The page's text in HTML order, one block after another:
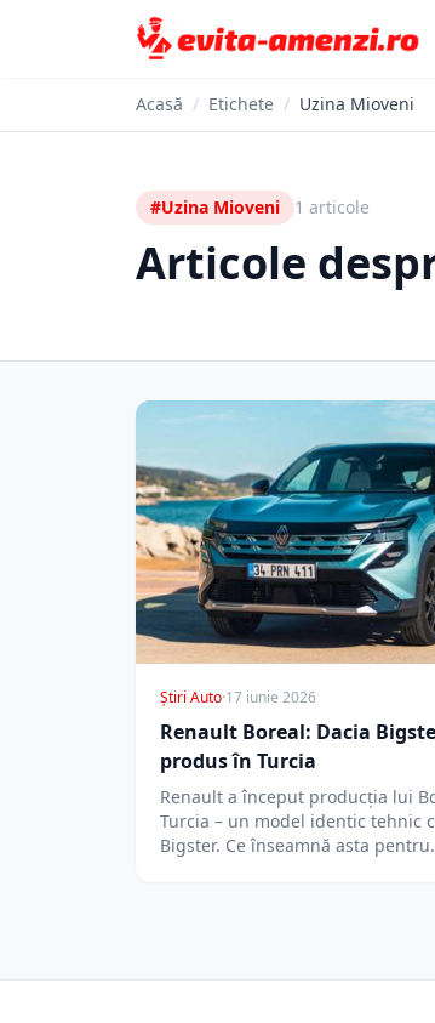
Acasă / Etichete / Uzina Mioveni
#Uzina Mioveni 1 articole
Articole
Știri Auto·17 iunie 2026
Renault Boreal: Dacia
produs în Turcia
Renault a început producția lui
Turcia – un model identic tehnic
Bigster. Ce înseamnă asta